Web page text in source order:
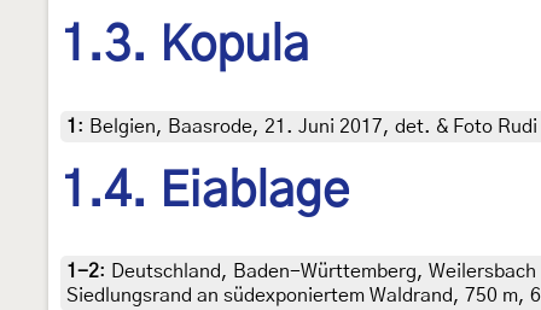
1.3. Kopula
1 : Belgien, Baasrode, 21. Juni 2017, det. & Foto Rudi
1.4. Eiablage
1-2: Deutschland, Baden-Württemberg,
Siedlungsrand an südexponiertem Waldrand, 750